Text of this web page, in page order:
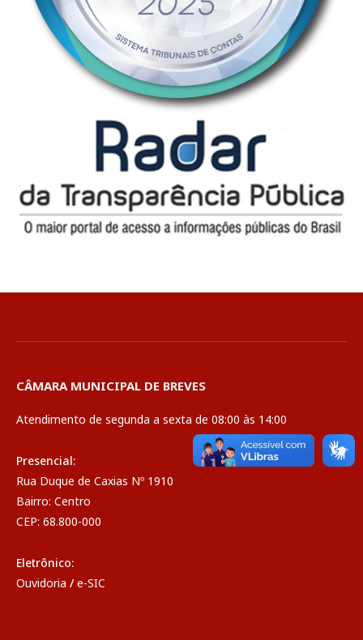
CÂMARA MUNICIPAL DE BREVES
Atendimento de segunda a sexta de 08:00 às 14:00
Presencial:
Rua Duque de Caxias Nº 1910
Bairro: Centro
CEP: 68.800-000
Eletrônico:
Ouvidoria / e-SIC